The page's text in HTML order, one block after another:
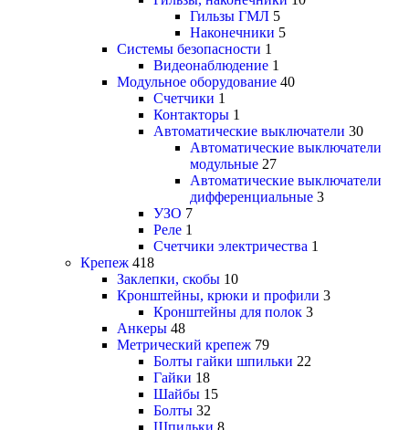
Гильзы ГМЛ 5
Наконечники 5
Системы безопасности 1
Видеонаблюдение 1
Модульное оборудование 40
Счетчики 1
Контакторы 1
Автоматические выключатели 30
Автоматические выключатели
модульные 27
Автоматические выключатели
дифференциальные 3
УЗО 7
Реле 1
Счетчики электричества 1
Крепеж 418
Заклепки, скобы 10
Кронштейны, крюки и профили 3
Кронштейны для полок 3
Анкеры 48
Метрический крепеж 79
Болты гайки шпильки 22
Гайки 18
Шайбы 15
Болты 32
Шпильки 8